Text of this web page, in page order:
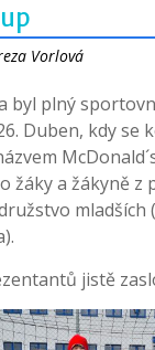
Vorlová
byl plný
Duben, kdy se
žáky a žákyně z
mladších
jistě